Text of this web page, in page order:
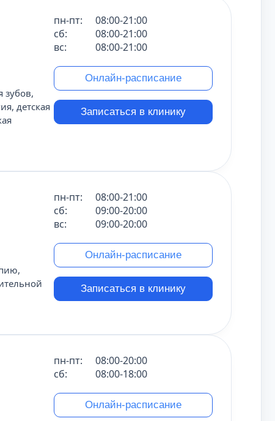
зубов,
детская
пн-пт:
08:00-21:00
сб:
08:00-21:00
вс:
08:00-21:00
Онлайн-расписание
Записаться в клинику
пн-пт:
08:00-21:00
сб:
09:00-20:00
вс:
09:00-20:00
Онлайн-расписание
Записаться в клинику
пн-пт:
08:00-20:00
сб:
08:00-18:00
Онлайн-расписание